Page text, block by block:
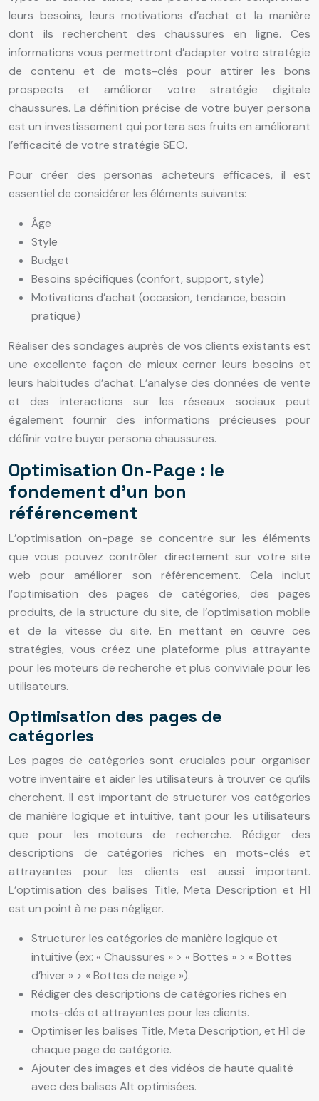
leurs besoins, leurs motivations d’achat et la manière
dont ils recherchent des chaussures en ligne. Ces
informations vous permettront d’adapter votre stratégie
de contenu et de mots-clés pour attirer les bons
prospects et améliorer votre stratégie digitale
chaussures. La définition précise de votre buyer persona
est un investissement qui portera ses fruits en améliorant
l’efficacité de votre stratégie SEO.
Pour créer des personas acheteurs efficaces, il est
essentiel de considérer les éléments suivants:
Âge
Style
Budget
Besoins spécifiques (confort, support, style)
Motivations d’achat (occasion, tendance, besoin
pratique)
Réaliser des sondages auprès de vos clients existants est
une excellente façon de mieux cerner leurs besoins et
leurs habitudes d’achat. L’analyse des données de vente
et des interactions sur les réseaux sociaux peut
également fournir des informations précieuses pour
définir votre buyer persona chaussures.
Optimisation On-Page : le
fondement d’un bon
référencement
L’optimisation on-page se concentre sur les éléments
que vous pouvez contrôler directement sur votre site
web pour améliorer son référencement. Cela inclut
l’optimisation des pages de catégories, des pages
produits, de la structure du site, de l’optimisation mobile
et de la vitesse du site. En mettant en œuvre ces
stratégies, vous créez une plateforme plus attrayante
pour les moteurs de recherche et plus conviviale pour les
utilisateurs.
Optimisation des pages de
catégories
Les pages de catégories sont cruciales pour organiser
votre inventaire et aider les utilisateurs à trouver ce qu’ils
cherchent. Il est important de structurer vos catégories
de manière logique et intuitive, tant pour les utilisateurs
que pour les moteurs de recherche. Rédiger des
descriptions de catégories riches en mots-clés et
attrayantes pour les clients est aussi important.
L’optimisation des balises Title, Meta Description et H1
est un point à ne pas négliger.
Structurer les catégories de manière logique et
intuitive (ex: « Chaussures » > « Bottes » > « Bottes
d’hiver » > « Bottes de neige »).
Rédiger des descriptions de catégories riches en
mots-clés et attrayantes pour les clients.
Optimiser les balises Title, Meta Description, et H1 de
chaque page de catégorie.
Ajouter des images et des vidéos de haute qualité
avec des balises Alt optimisées.